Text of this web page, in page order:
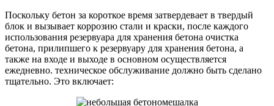
Поскольку бетон за короткое время затвердевает в твердый
блок и вызывает коррозию стали и краски, после каждого
использования резервуара для хранения бетона очистка
бетона, прилипшего к резервуару для хранения бетона, а
также на входе и выходе в основном осуществляется
ежедневно. техническое обслуживание должно быть сделано
тщательно. Это включает: